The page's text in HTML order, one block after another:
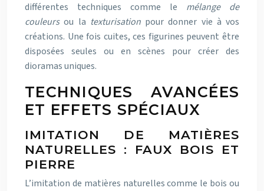
différentes techniques comme le mélange de
couleursou la texturisation pour donner vie à vos
créations. Une fois cuites, ces figurines peuvent être
disposées seules ou en scènes pour créer des
dioramas uniques.
TECHNIQUES AVANCÉES
ET EFFETS SPÉCIAUX
IMITATION DE MATIÈRES
NATURELLES : FAUX BOIS ET
PIERRE
L’imitation de matières naturelles comme le bois ou